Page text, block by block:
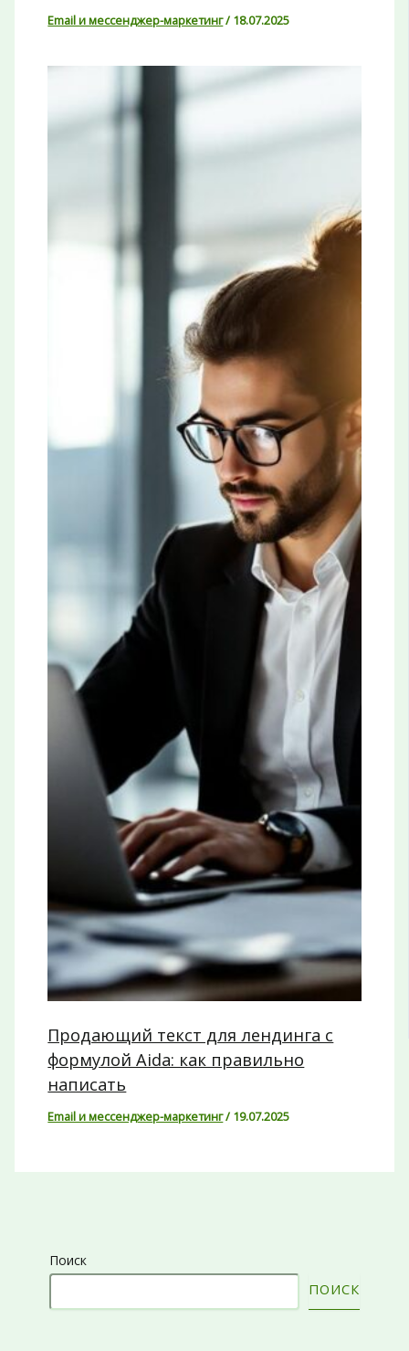
Email и мессенджер-маркетинг/ 18.07.2025
Продающий текст для лендинга с
формулой Aida: как правильно
написать
Email и мессенджер-маркетинг/ 19.07.2025
Поиск
ПОИСК